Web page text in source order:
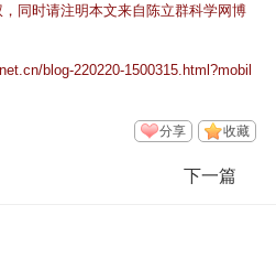
同时请注明本文来自陈立群科学网博
blog-220220-1500315.html?mobil
收藏
分享
下一篇